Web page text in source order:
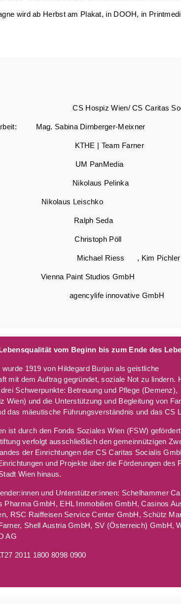
wird ab Herbst am Plakat, in DOOH, in
Hospiz Wien/ CS Caritas
Mag. Sabina Dirnberger-Meixner
| Team Farner
PanMedia
Nikolaus Pelinka
Leischko
Ralph Seda
Christoph Pöll
Riess , Kim
Paint Studios GmbH
agencylife innovative GmbH
vom Beginn bis zum Ende des
1919 von Hildegard Burjan als geistliche
mit dem Auftrag gegründet, soziale Not zu lindern.
Schwerpunkte: Betreuung und Pflege (Demenz),
Wien) und die Unterstützung und Begleitung von
das mäeutische Führungsverständnis und das CS
ist durch den Fonds Soziales Wien (FSW)
verfolgt ausschließlich den gemeinnützigen
der Einrichtungen der CS Caritas Socialis
und Projekte über die Förderungen des
Wien hinaus.
und Unterstützer:innen: Schelhammer
Pharma GmbH, EHL Immobilien GmbH, Casinos
RSC Raiffeisen Service Center GmbH, Schütz
Shell Austria GmbH, SV (Österreich) GmbH,
AG
2011 1800 8098 0900